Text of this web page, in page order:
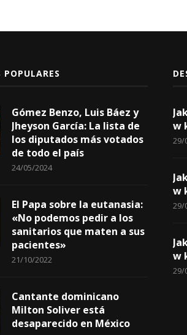
Gómez Benzo, Luis Báez y
Jheyson García: La lista de
los diputados más votados
de todo el país
24/05/2024
El Papa sobre la eutanasia:
«No podemos pedir a los
sanitarios que maten a sus
pacientes»
21/10/2022
Cantante dominicano
Milton Soliver está
desaparecido en México
w
29/
w
29/
w
29/